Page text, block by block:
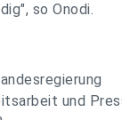
so Onodi.
und